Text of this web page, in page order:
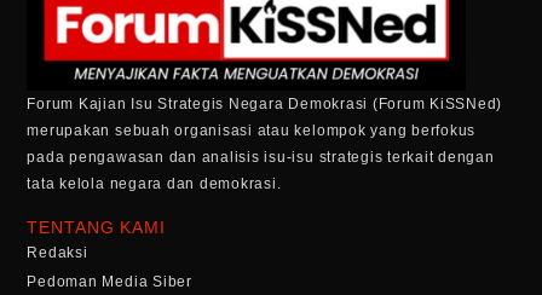
Forum Kajian Isu Strategis Negara Demokrasi (Forum KiSSNed)
merupakan sebuah organisasi atau kelompok yang berfokus
pada pengawasan dan analisis isu-isu strategis terkait dengan
tata kelola negara dan demokrasi.
TENTANG KAMI
Redaksi
Pedoman Media Siber